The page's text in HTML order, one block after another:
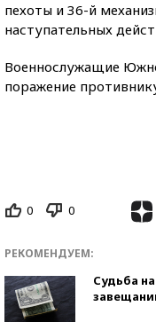
пехоты и 36-й
наступательных
Военнослужащие
поражение
0 0
РЕКОМЕНДУЕМ:
Судьба